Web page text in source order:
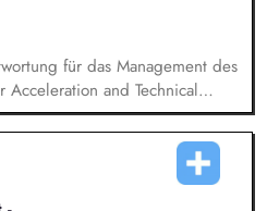
für das Management des
Acceleration and Technical
and Sustainable Enterprises